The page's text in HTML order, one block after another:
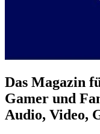
Das Magazin
Gamer und
Audio, Video,